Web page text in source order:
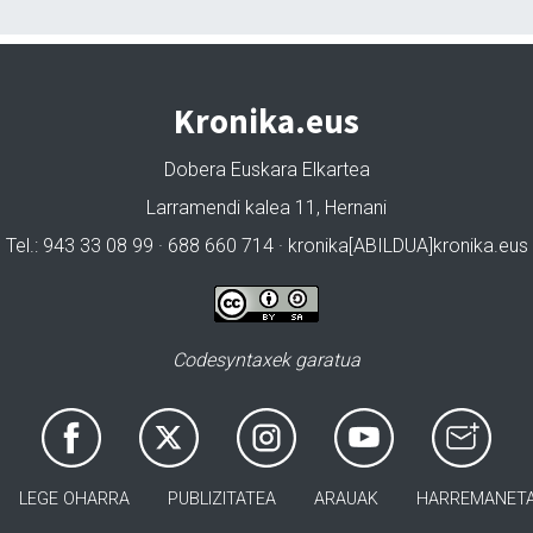
Kronika.eus
Dobera Euskara Elkartea
Larramendi kalea 11, Hernani
Tel.: 943 33 08 99 · 688 660 714 · kronika[ABILDUA]kronika.eus
Codesyntaxek garatua
LEGE OHARRA PUBLIZITATEA ARAUAK